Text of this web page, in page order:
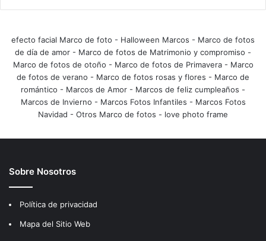
efecto facial Marco de foto - Halloween Marcos - Marco de fotos
de día de amor - Marco de fotos de Matrimonio y compromiso -
Marco de fotos de otoño - Marco de fotos de Primavera- Marco
de fotos de verano - Marco de fotos rosas y flores - Marco de
romántico - Marcos de Amor - Marcos de feliz cumpleaños -
Marcos de Invierno - Marcos Fotos Infantiles - Marcos Fotos
Navidad - Otros Marco de fotos - love photo frame
Sobre Nosotros
Política de privacidad
Mapa del Sitio Web